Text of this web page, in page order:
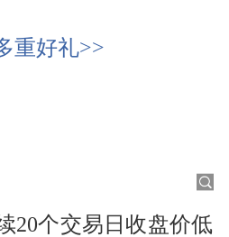
重好礼>>
20个交易日收盘价低